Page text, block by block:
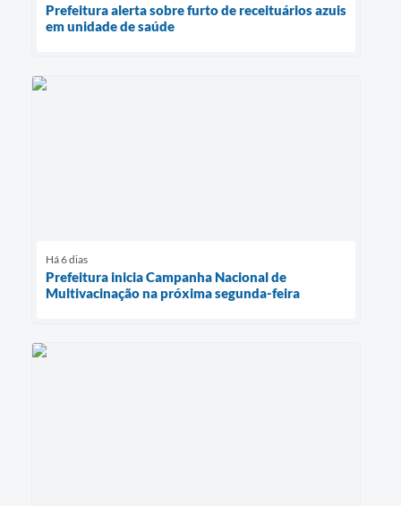
Prefeitura alerta sobre furto de receituários azuis
em unidade de saúde
Há 6 dias
Prefeitura inicia Campanha Nacional de
Multivacinação na próxima segunda-feira